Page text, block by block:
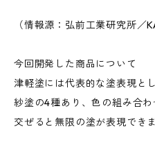
（情報源：弘前工業研究所／
今回開発した商品について
津軽塗には代表的な塗表現と
紗塗の4種あり、色の組み合
交ぜると無限の塗が表現できま